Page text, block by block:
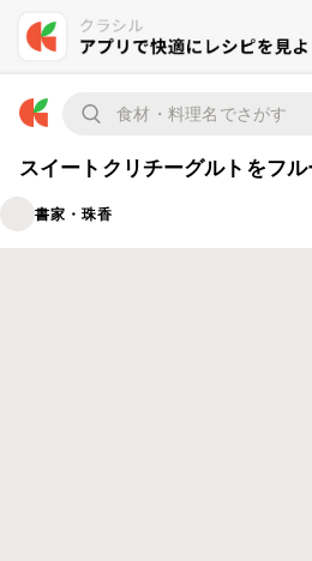
スイートクリチーグルトをフ
書家・珠香